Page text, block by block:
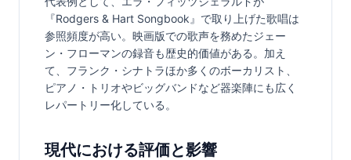
『Rodgers & Hart Songbook』で取り上げた歌唱は
参照頻度が高い。映画版での歌声を務めたジェー
ン・フローマンの録音も歴史的価値がある。加え
て、フランク・シナトラほか多くのボーカリスト、
ピアノ・トリオやビッグバンドなど器楽陣にも広く
レパートリー化している。
現代における評価と影響